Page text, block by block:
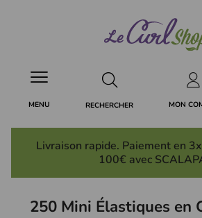
MON
RECHERCHER
MENU
Livraison rapide. Paiement en 3x
100€ avec
250 Mini Élastiques en